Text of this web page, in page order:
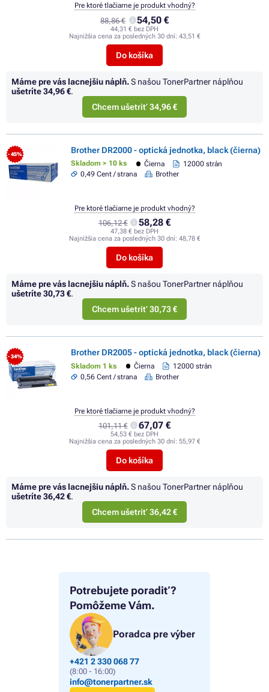
Potrebujete poradiť?
Pomôžeme Vám.
Poradca pre výber
+421 2 330 068 77
(8:00 - 16:00)
info@tonerpartner.sk
88,86 € 54,50 €
44,31 € bez DPH
Najnižšia cena za posledných 30 dní: 43,51 €
Do košíka
Pre ktoré tlačiarne je produkt vhodný?
Máme pre vás lacnejšiu náplň.S našou TonerPartner náplňou
ušetríte34,96 €.
Chcem ušetriť 34,96 €
- 45% Brother DR2000 - optická jednotka, black (čierna)
Skladom > 10 ks Čierna
12000 strán
0,49 Cent / strana
Brother
106,12 € 58,28 €
47,38 € bez DPH
Najnižšia cena za posledných 30 dní: 48,78 €
Do košíka
Pre ktoré tlačiarne je produkt vhodný?
Máme pre vás lacnejšiu náplň.S našou TonerPartner náplňou
ušetríte30,73 €.
Chcem ušetriť 30,73 €
- 34% Brother DR2005 - optická jednotka, black (čierna)
Skladom 1 ks Čierna
12000 strán
0,56 Cent / strana
Brother
101,11 € 67,07 €
54,53 € bez DPH
Najnižšia cena za posledných 30 dní: 55,97 €
Do košíka
Pre ktoré tlačiarne je produkt vhodný?
Máme pre vás lacnejšiu náplň.S našou TonerPartner náplňou
ušetríte36,42 €.
Chcem ušetriť 36,42 €